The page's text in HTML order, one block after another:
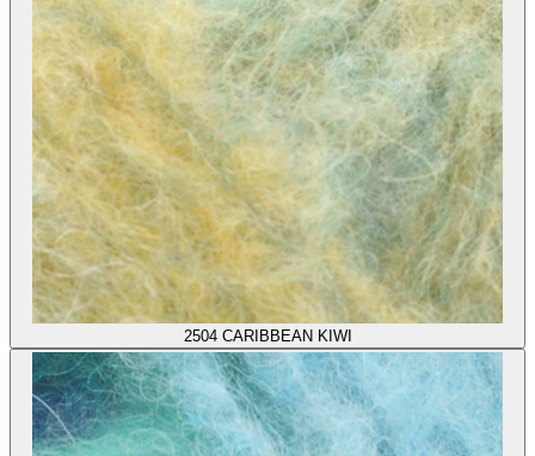
2504 CARIBBEAN KIWI